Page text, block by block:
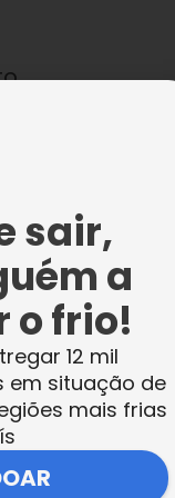
sair,
a
o frio!
12 mil
em situação de
mais frias